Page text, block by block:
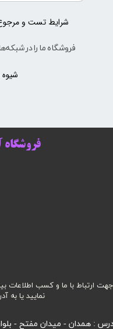
جهت ارتباط با ما و کسب اطلاعات
نمایید یا به
: همدان - میدان مفتح -
فروشگاه
فروشگاه ما را در
شرایط تست و مرجوع